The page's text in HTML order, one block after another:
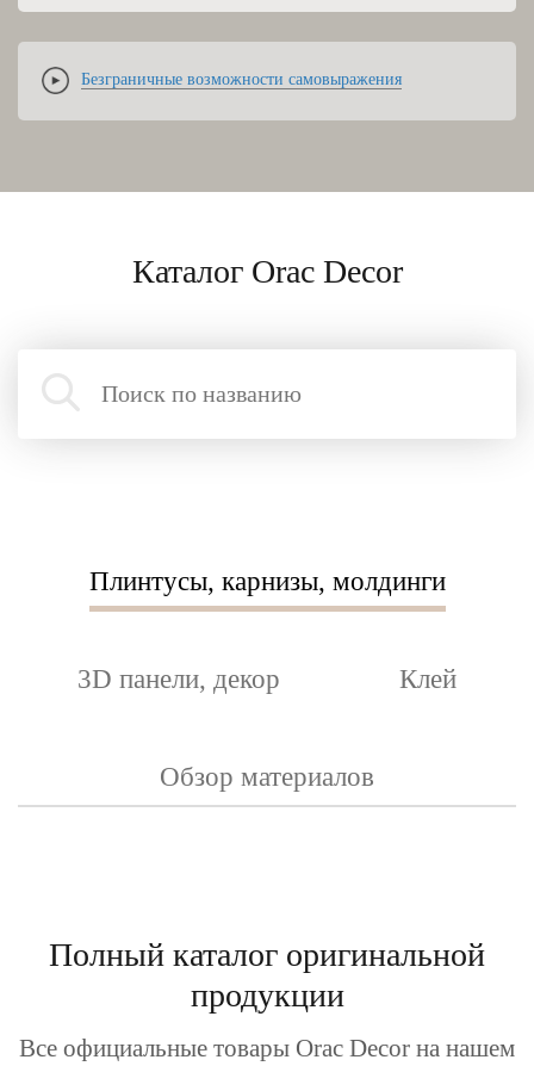
Безграничные возможности самовыражения
Каталог Orac Decor
Плинтусы, карнизы, молдинги
3D панели, декор Клей
Обзор материалов
Полный каталог оригинальной
продукции
Все официальные товары Orac Decor на нашем